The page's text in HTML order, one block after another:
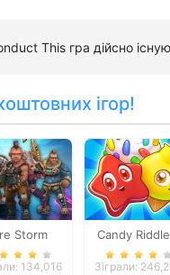
This гра дійсно
ігор!
Storm
134,016
Candy
Free Match
Зіграли: